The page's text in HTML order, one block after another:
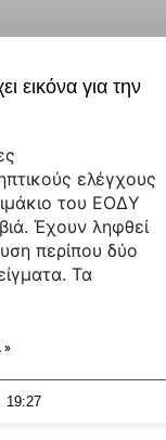
εικόνα για την
ελέγχους
του ΕΟΔΥ
Έχουν ληφθεί
περίπου δύο
Τα
»
19:27